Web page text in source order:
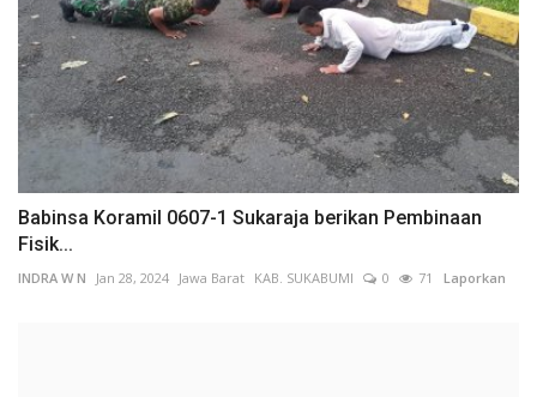
Babinsa Koramil 0607-1 Sukaraja berikan Pembinaan
Fisik...
INDRA W N Jan 28, 2024 Jawa Barat KAB. SUKABUMI 0 71 Laporkan